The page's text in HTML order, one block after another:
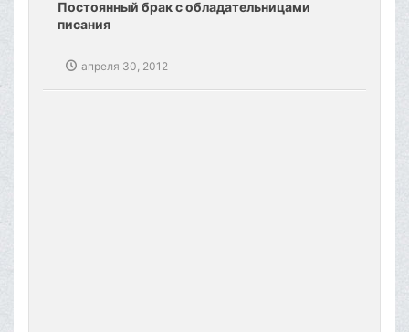
Постоянный брак с обладательницами
писания
апреля 30, 2012